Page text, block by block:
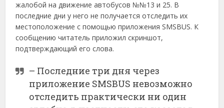
жалобой на движение автобусов №№13 и 25. В
последние дни у него не получается отследить их
местоположение с помощью приложения SMSBUS. К
сообщению читатель приложил скриншот,
подтверждающий его слова.
– Последние три дня через
приложение SMSBUS невозможно
отследить практически ни один